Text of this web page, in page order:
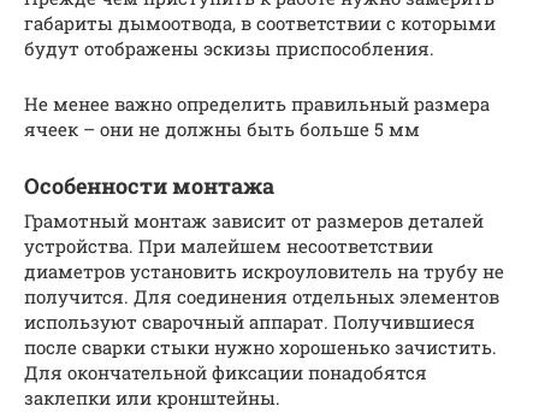
габариты дымоотвода, в соответствии с которыми
будут отображены эскизы приспособления.
Не менее важно определить правильный размера
ячеек – они не должны быть больше 5 мм
Особенности монтажа
Грамотный монтаж зависит от размеров деталей
устройства. При малейшем несоответствии
диаметров установить искроуловитель на трубу не
получится. Для соединения отдельных элементов
используют сварочный аппарат. Получившиеся
после сварки стыки нужно хорошенько зачистить.
Для окончательной фиксации понадобятся
заклепки или кронштейны.